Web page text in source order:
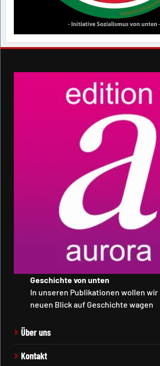
Geschichte von unten
In unseren Publikationen wollen wir
neuen Blick auf Geschichte wagen
Über uns
Kontakt